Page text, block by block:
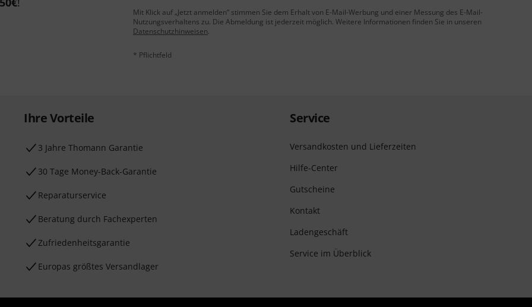
Mit Klick auf „Jetzt anmelden“ stimmen Sie dem Erhalt von E-Mail-Werbung und einer Messung des E-Mail-
Nutzungsverhaltens zu. Die Abmeldung ist jederzeit möglich. Weitere Informationen finden Sie in unseren
Datenschutzhinweisen.
* Pflichtfeld
Ihre Vorteile
3 Jahre Thomann Garantie
30 Tage Money-Back-Garantie
Reparaturservice
Beratung durch Fachexperten
Zufriedenheitsgarantie
Europas größtes Versandlager
Service
Versandkosten und Lieferzeiten
Hilfe-Center
Gutscheine
Kontakt
Ladengeschäft
Service im Überblick